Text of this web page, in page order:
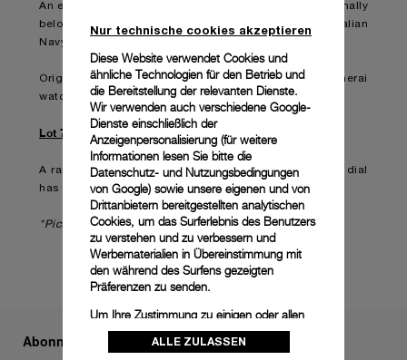
An extremely rare Radiomir ‘Type A’ ref.6152 that originally
belonged to Rear Admiral Amedeo Vesco of the Italian
Navy – Marina Militare italiana.
Originally estimated at 80.000 € – 120.000 €, this Panerai
watch has been sold for a final price of 226.000 € !!!
Lot 79
A rare piece of the Panerai ref. 3646 with ‘anonymous’ dial
has also been auctioned for a final price of 84.500 €.
"Picture credits: Artcurial"
Abonnieren Sie unseren Newsletter
Nur technische cookies akzeptieren
Diese Website verwendet Cookies und
ähnliche Technologien für den Betrieb und
die Bereitstellung der relevanten Dienste.
Wir verwenden auch verschiedene Google-
Dienste einschließlich der
Anzeigenpersonalisierung (für weitere
Informationen lesen Sie bitte die
Datenschutz- und Nutzungsbedingungen
von Google) sowie unsere eigenen und von
Drittanbietern bereitgestellten analytischen
Cookies, um das Surferlebnis des Benutzers
zu verstehen und zu verbessern und
Werbematerialien in Übereinstimmung mit
den während des Surfens gezeigten
Präferenzen zu senden.
Um Ihre Zustimmung zu einigen oder allen
Cookies zu ändern oder zu widerrufen,
klicken Sie auf „Konfigurieren“, oder lesen
ALLE ZULASSEN